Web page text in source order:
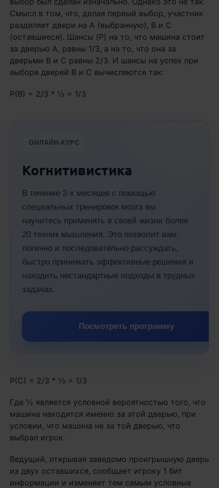
Смысл в том, что, делая первый выбор, участник
разделяет двери на A (выбранную), B и C
(оставшиеся). Шансы (P) на то, что машина стоит
за дверью A, равны 1/3, а на то, что она за
дверьми B и C равны 2/3. И шансы на успех при
выборе дверей B и C вычисляются так:
P(B) = 2/3 * ½ = 1/3
ОНЛАЙН-КУРС
Когнитивистика
В течение 2-х месяцев с помощью
специальных тренировок мозга вы
научитесь применять в своей жизни более
20 техник мышления. Это позволит вам:
логично и последовательно рассуждать,
быстро принимать эффективные решения и
находить нестандартные подходы в трудных
задачах.
Посмотреть программу
P(C) = 2/3 * ½ = 1/3
Где ½ является условной вероятностью того, что
машина находится именно за этой дверью, при
условии, что машина не за той дверью, что
выбрал игрок.
Ведущий, открывая заведомо проигрышную дверь
из двух оставшихся, сообщает игроку 1 бит
информации и изменяет тем самым условные